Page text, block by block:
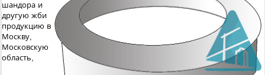
шандора и
другую жби
продукцию в
Москву,
Московскую
область,